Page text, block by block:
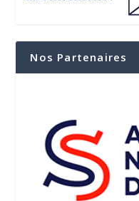
Nos Partenaires